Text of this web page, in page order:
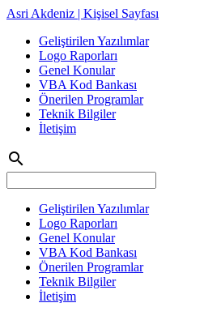
Asri Akdeniz | Kişisel Sayfası
Geliştirilen Yazılımlar
Logo Raporları
Genel Konular
VBA Kod Bankası
Önerilen Programlar
Teknik Bilgiler
İletişim
search
Geliştirilen Yazılımlar
Logo Raporları
Genel Konular
VBA Kod Bankası
Önerilen Programlar
Teknik Bilgiler
İletişim